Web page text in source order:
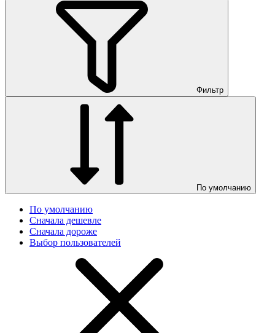
Фильтр
По умолчанию
По умолчанию
Сначала дешевле
Сначала дороже
Выбор пользователей